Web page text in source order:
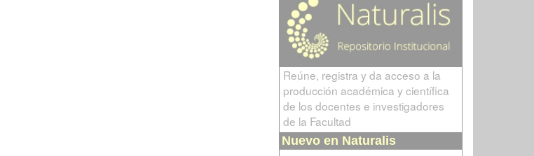
Reúne, registra y da acceso a la
producción académica y científica
de los docentes e investigadores
de la Facultad
Nuevo en Naturalis